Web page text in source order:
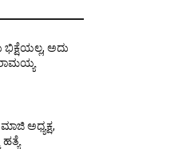
ಭಿಕ್ಷೆಯಲ್ಲ, ಅದು
ಅಧ್ಯಕ್ಷ,
ಹತ್ಯೆ